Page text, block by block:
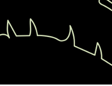
Галерея